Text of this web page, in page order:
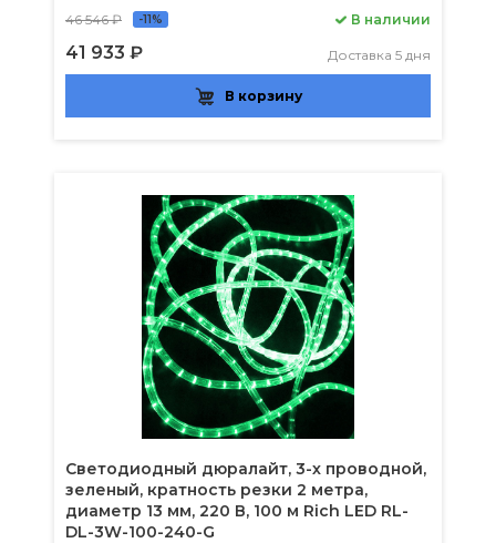
46 546 ₽ -11%
41 933 ₽
В наличии
Доставка 5 дня
В корзину
Светодиодный дюралайт, 3-х проводной,
зеленый, кратность резки 2 метра,
диаметр 13 мм, 220 В, 100 м Rich LED RL-
DL-3W-100-240-G